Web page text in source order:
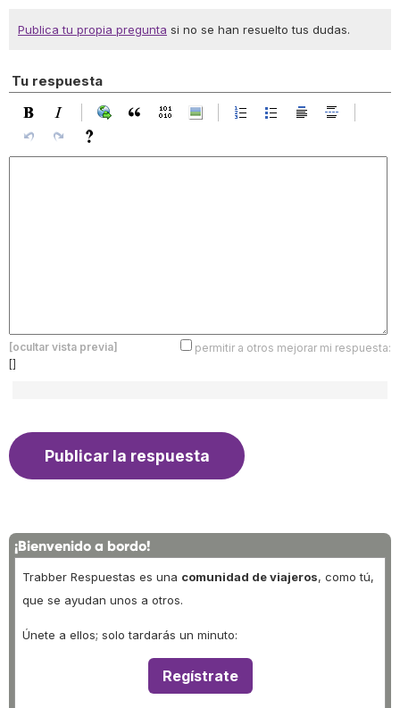
Publica tu propia pregunta si no se han resuelto tus dudas.
Tu respuesta
[ocultar vista previa]
permitir a otros mejorar mi respuesta:
[]
¡Bienvenido a bordo!
Trabber Respuestas es una comunidad de viajeros, como tú,
que se ayudan unos a otros.
Únete a ellos; solo tardarás un minuto:
Regístrate